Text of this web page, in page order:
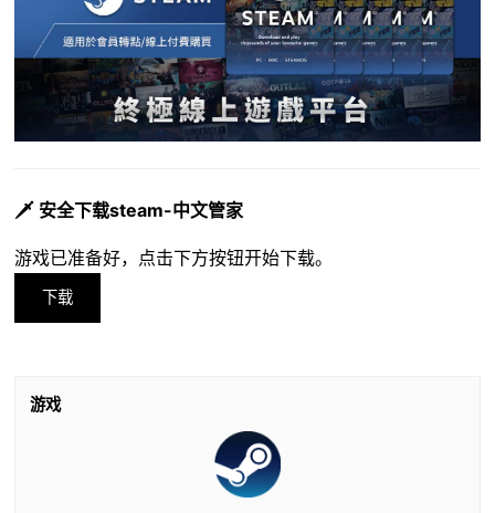
🗡️ 安全下载steam-中文管家
游戏已准备好，点击下方按钮开始下载。
下载
游戏